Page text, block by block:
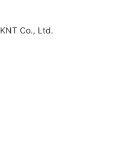
KNT Co., Ltd.